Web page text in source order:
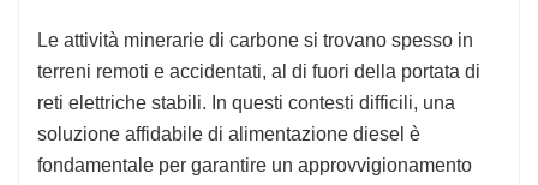
Le attività minerarie di carbone si trovano spesso in
terreni remoti e accidentati, al di fuori della portata di
reti elettriche stabili. In questi contesti difficili, una
soluzione affidabile di alimentazione diesel è
fondamentale per garantire un approvvigionamento